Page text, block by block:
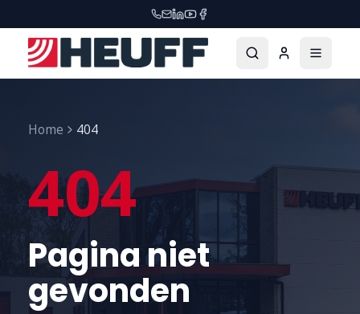
Home 404
404
Pagina niet
gevonden